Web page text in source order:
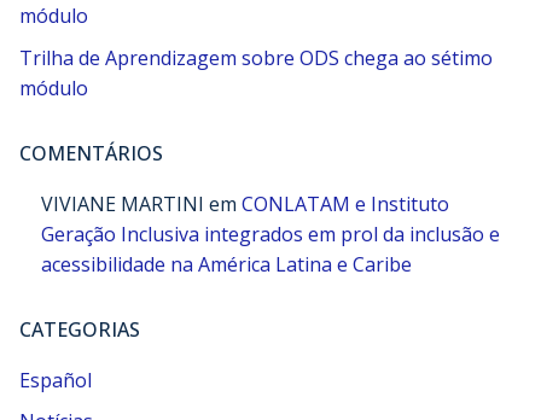
módulo
Trilha de Aprendizagem sobre ODS chega ao sétimo
módulo
COMENTÁRIOS
VIVIANE MARTINI em CONLATAM e Instituto
Geração Inclusiva integrados em prol da inclusão e
acessibilidade na América Latina e Caribe
CATEGORIAS
Español